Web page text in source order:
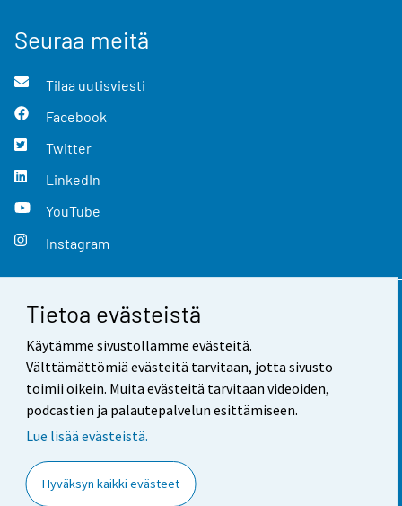
Tietoa evästeistä
Käytämme sivustollamme evästeitä.
Välttämättömiä evästeitä tarvitaan, jotta sivusto
toimii oikein. Muita evästeitä tarvitaan videoiden,
podcastien ja palautepalvelun esittämiseen.
Lue lisää evästeistä.
Hyväksyn kaikki evästeet
Seuraa meitä
Tilaa uutisviesti
Facebook
Twitter
LinkedIn
YouTube
Instagram
Yhteystiedot
Palaute
Käyttöehdot
Saavutettavuus
Tietoa sivustosta